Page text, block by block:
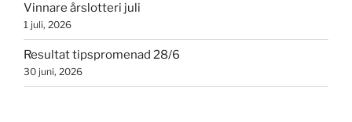
Vinnare årslotteri juli
1 juli, 2026
Resultat tipspromenad 28/6
30 juni, 2026